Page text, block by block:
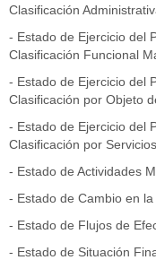
Clasificación
- Estado de Ejercicio del
Clasificación Funcional
- Estado de Ejercicio del
Clasificación por Objeto
- Estado de Ejercicio del
Clasificación por
- Estado de Actividades
- Estado de Cambio en
- Estado de Flujos de
- Estado de Situación